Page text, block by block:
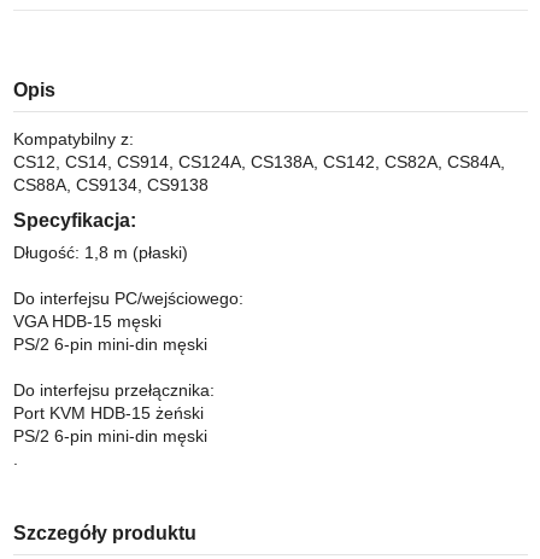
Opis
Kompatybilny z:
CS12, CS14, CS914, CS124A, CS138A, CS142, CS82A, CS84A,
CS88A, CS9134, CS9138
Specyfikacja:
Długość: 1,8 m (płaski)
Do interfejsu PC/wejściowego:
VGA HDB-15 męski
PS/2 6-pin mini-din męski
Do interfejsu przełącznika:
Port KVM HDB-15 żeński
PS/2 6-pin mini-din męski
.
Szczegóły produktu